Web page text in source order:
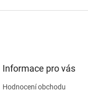
Informace pro vás
Hodnocení obchodu